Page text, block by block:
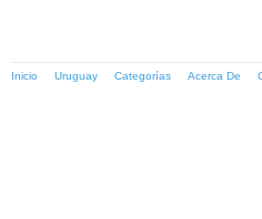
Inicio Uruguay Categorías Acerca De